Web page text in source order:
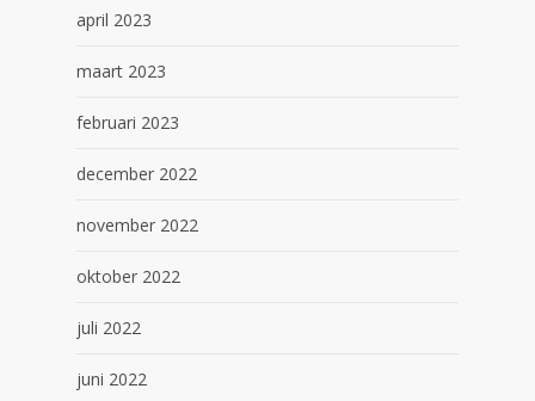
april 2023
maart 2023
februari 2023
december 2022
november 2022
oktober 2022
juli 2022
juni 2022